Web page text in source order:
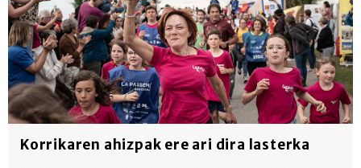
Korrikaren ahizpak ere ari dira lasterka